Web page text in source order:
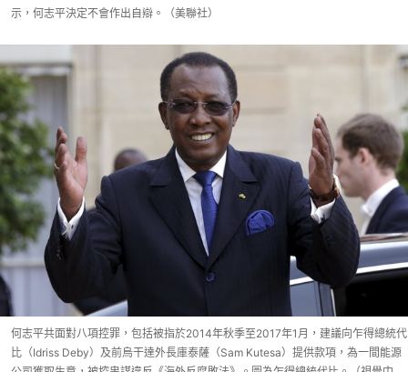
示，何志平決定不會作出自辯。（美聯社）
何志平共面對八項控罪，包括被指於2014年秋季至2017年1月，建議向乍得總統代
比（Idriss Deby）及前烏干達外長庫泰薩（Sam Kutesa）提供款項，為一間能源